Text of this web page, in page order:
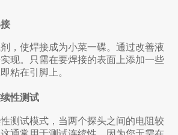
，使焊接成为小菜一碟。通过改善液
现。只需在要焊接的表面上添加一些
粘在引脚上。
性测试
测试模式，当两个探头之间的电阻较